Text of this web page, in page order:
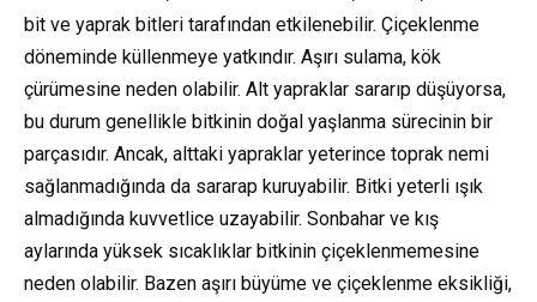
bit ve yaprak bitleri tarafından etkilenebilir. Çiçeklenme
döneminde küllenmeye yatkındır. Aşırı sulama, kök
çürümesine neden olabilir. Alt yapraklar sararıp düşüyorsa,
bu durum genellikle bitkinin doğal yaşlanma sürecinin bir
parçasıdır. Ancak, alttaki yapraklar yeterince toprak nemi
sağlanmadığında da sararap kuruyabilir. Bitki yeterli ışık
almadığında kuvvetlice uzayabilir. Sonbahar ve kış
aylarında yüksek sıcaklıklar bitkinin çiçeklenmemesine
neden olabilir. Bazen aşırı büyüme ve çiçeklenme eksikliği,